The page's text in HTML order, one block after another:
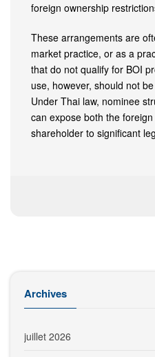
foreign ownership
These arrangements are
market practice, or as a
that do not qualify for BOI
use, however, should not
Under Thai law, nominee
can expose both the
shareholder to significant
Archives
juillet 2026